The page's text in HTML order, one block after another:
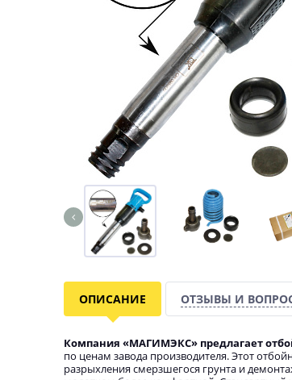
ОПИСАНИЕ ОТЗЫВЫ И
Компания «МАГИМЭКС» предлагает
по ценам завода производителя. Этот
разрыхления смерзшегося грунта и